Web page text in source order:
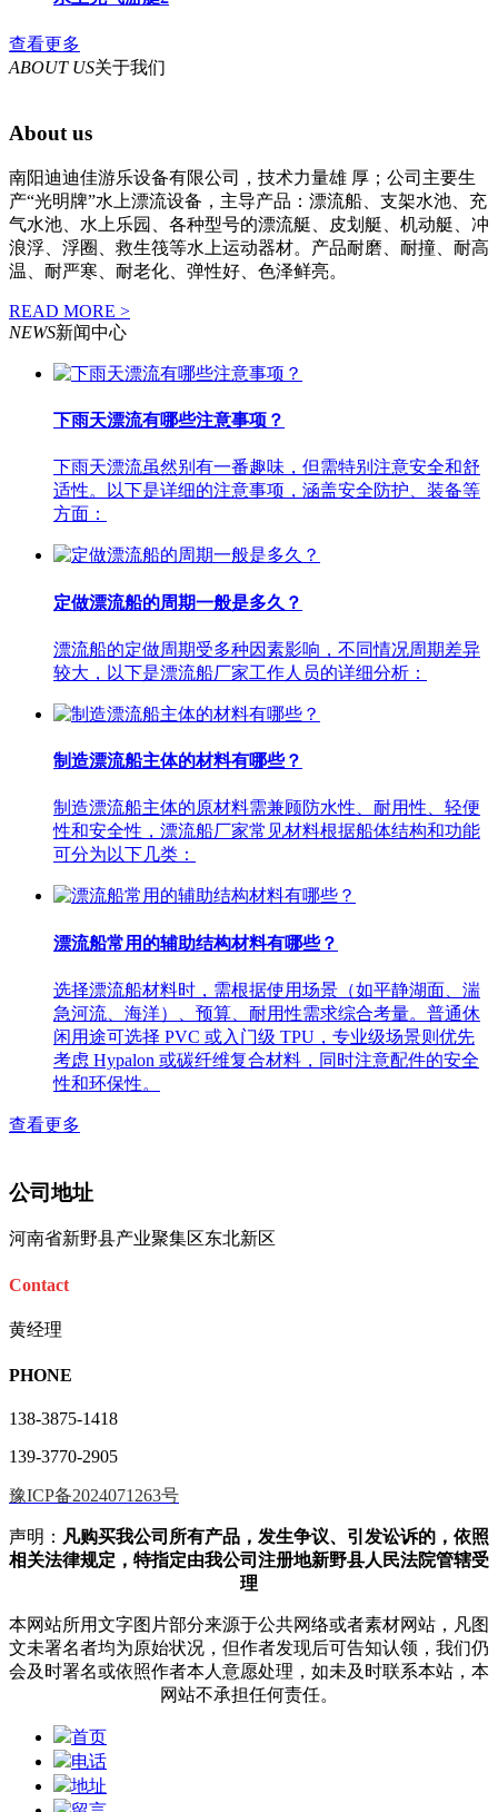
查看更多
ABOUT US关于我们
About us
南阳迪迪佳游乐设备有限公司，技术力量雄 厚；公司主要生
产“光明牌”水上漂流设备，主导产品：漂流船、支架水池、充
气水池、水上乐园、各种型号的漂流艇、皮划艇、机动艇、冲
浪浮、浮圈、救生筏等水上运动器材。产品耐磨、耐撞、耐高
温、耐严寒、耐老化、弹性好、色泽鲜亮。
READ MORE >
NEWS新闻中心
下雨天漂流有哪些注意事项？
下雨天漂流虽然别有一番趣味，但需特别注意安全和舒
适性。以下是详细的注意事项，涵盖安全防护、装备等
方面：
定做漂流船的周期一般是多久？
漂流船的定做周期受多种因素影响，不同情况周期差异
较大，以下是漂流船厂家工作人员的详细分析：
制造漂流船主体的材料有哪些？
制造漂流船主体的原材料需兼顾防水性、耐用性、轻便
性和安全性，漂流船厂家常见材料根据船体结构和功能
可分为以下几类：
漂流船常用的辅助结构材料有哪些？
选择漂流船材料时，需根据使用场景（如平静湖面、湍
急河流、海洋）、预算、耐用性需求综合考量。普通休
闲用途可选择 PVC 或入门级 TPU，专业级场景则优先
考虑 Hypalon 或碳纤维复合材料，同时注意配件的安全
性和环保性。 ​
查看更多
公司地址
河南省新野县产业聚集区东北新区
Contact
黄经理
PHONE
138-3875-1418
139-3770-2905
豫ICP备2024071263号
声明： 凡购买我公司所有产品，发生争议、引发讼诉的，依照
相关法律规定，特指定由我公司注册地新野县人民法院管辖受
理
本网站所用文字图片部分来源于公共网络或者素材网站，凡图
文未署名者均为原始状况，但作者发现后可告知认领，我们仍
会及时署名或依照作者本人意愿处理，如未及时联系本站，本
网站不承担任何责任。
首页
电话
地址